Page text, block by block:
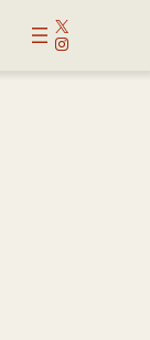
X
Instagram